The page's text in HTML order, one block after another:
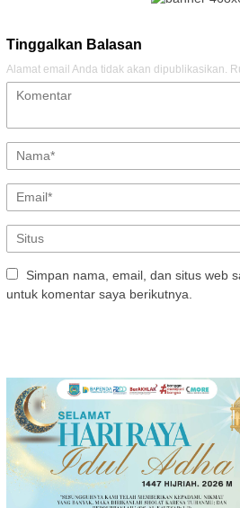
Tinggalkan Balasan
Alamat email Anda tidak akan dipublikasikan.
Simpan nama, email, dan situs web
untuk komentar saya berikutnya.